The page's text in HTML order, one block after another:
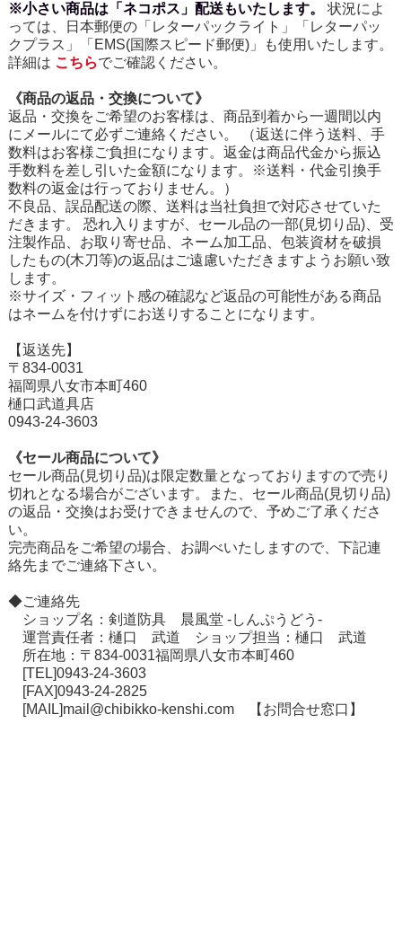
※小さい商品は「ネコポス」配送もいたします。
状況によ
っては、日本郵便の「レターパックライト」「レターパッ
クプラス」「EMS(国際スピード郵便)」も使用いたします。
詳細は こちらでご確認ください。
《商品の返品・交換について》
返品・交換をご希望のお客様は、商品到着から一週間以内
にメールにて必ずご連絡ください。 （返送に伴う送料、手
数料はお客様ご負担になります。返金は商品代金から振込
手数料を差し引いた金額になります。※送料・代金引換手
数料の返金は行っておりません。）
不良品、誤品配送の際、送料は当社負担で対応させていた
だきます。 恐れ入りますが、セール品の一部(見切り品)、受
注製作品、お取り寄せ品、ネーム加工品、包装資材を破損
したもの(木刀等)の返品はご遠慮いただきますようお願い致
します。
※サイズ・フィット感の確認など返品の可能性がある商品
はネームを付けずにお送りすることになります。
【返送先】
〒834-0031
福岡県八女市本町460
樋口武道具店
0943-24-3603
《セール商品について》
セール商品(見切り品)は限定数量となっておりますので売り
切れとなる場合がございます。また、セール商品(見切り品)
の返品・交換はお受けできませんので、予めご了承くださ
い。
完売商品をご希望の場合、お調べいたしますので、下記連
絡先までご連絡下さい。
◆ご連絡先
ショップ名：剣道防具 晨風堂 -しんぷうどう-
運営責任者：樋口 武道 ショップ担当：樋口 武道
所在地：〒834-0031福岡県八女市本町460
[TEL]0943-24-3603
[FAX]0943-24-2825
[MAIL]mail@chibikko-kenshi.com【お問合せ窓口】